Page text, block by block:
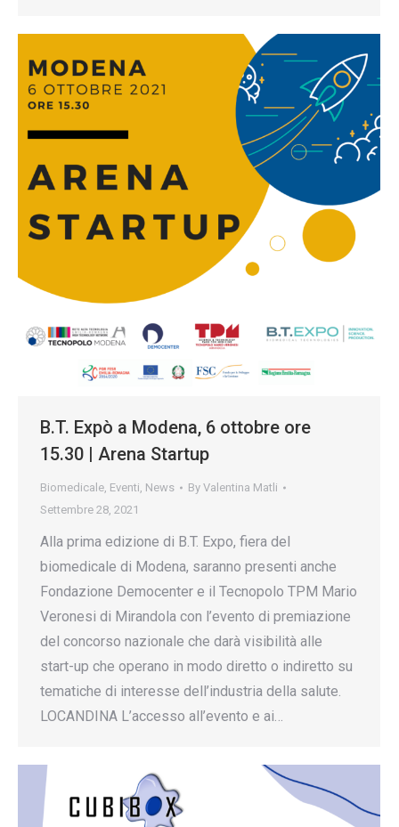
B.T. Expò a Modena, 6 ottobre ore
15.30 | Arena Startup
Biomedicale, Eventi, News By Valentina Matli
Settembre 28, 2021
Alla prima edizione di B.T. Expo, fiera del
biomedicale di Modena, saranno presenti anche
Fondazione Democenter e il Tecnopolo TPM Mario
Veronesi di Mirandola con l’evento di premiazione
del concorso nazionale che darà visibilità alle
start-up che operano in modo diretto o indiretto su
tematiche di interesse dell’industria della salute.
LOCANDINA L’accesso all’evento e ai…